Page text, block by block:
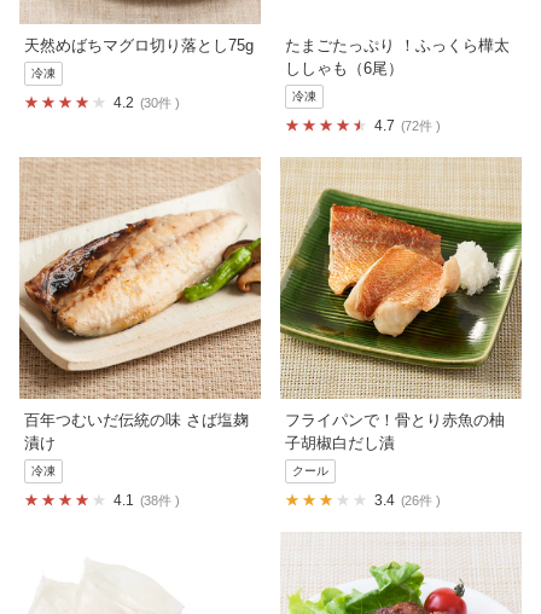
天然めばちマグロ切り落とし75g
冷凍
4.2 30件
たまごたっぷり ！ふっくら樺太
ししゃも（6尾）
冷凍
4.7 72件
百年つむいだ伝統の味 さば塩麹
漬け
冷凍
4.1 38件
フライパンで！骨とり赤魚の柚
子胡椒白だし漬
クール
3.4 26件